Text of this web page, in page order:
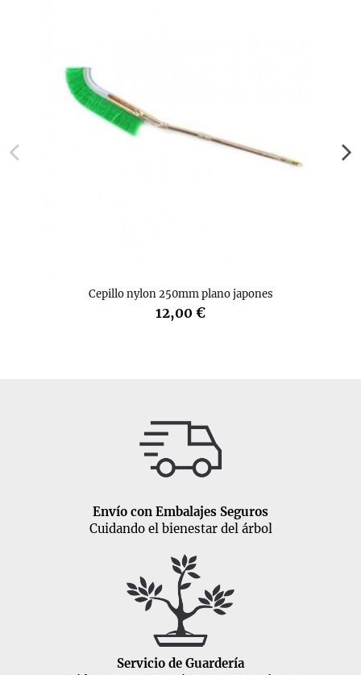
Cepillo nylon 250mm plano japones
12,00 €
Envío con Embalajes Seguros
Cuidando el bienestar del árbol
Servicio de Guardería